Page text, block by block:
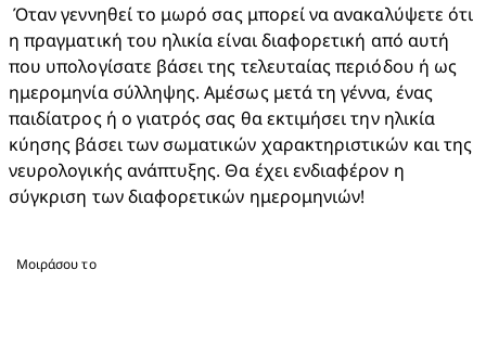
Όταν γεννηθεί το μωρό σας μπορεί να ανακαλύψετε ότι
η πραγματική του ηλικία είναι διαφορετική από αυτή
που υπολογίσατε βάσει της τελευταίας περιόδου ή ως
ημερομηνία σύλληψης. Αμέσως μετά τη γέννα, ένας
παιδίατρος ή ο γιατρός σας θα εκτιμήσει την ηλικία
κύησης βάσει των σωματικών χαρακτηριστικών και της
νευρολογικής ανάπτυξης. Θα έχει ενδιαφέρον η
σύγκριση των διαφορετικών ημερομηνιών!
Μοιράσου το